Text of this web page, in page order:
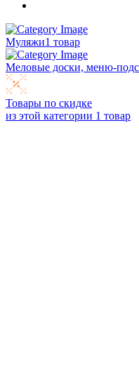
Муляжи1 товар
Меловые доски, меню-
Товары по скидке
из этой категории 1 товар